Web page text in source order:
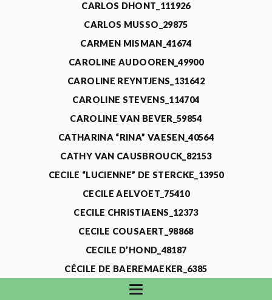
CARLOS DHONT_111926
CARLOS MUSSO_29875
CARMEN MISMAN_41674
CAROLINE AUDOOREN_49900
CAROLINE REYNTJENS_131642
CAROLINE STEVENS_114704
CAROLINE VAN BEVER_59854
CATHARINA “RINA” VAESEN_40564
CATHY VAN CAUSBROUCK_82153
CECILE “LUCIENNE” DE STERCKE_13950
CECILE AELVOET_75410
CECILE CHRISTIAENS_12373
CECILE COUSAERT_98868
CECILE D’HOND_48187
CÉCILE DE BAEREMAEKER_6385
CECILE DE WAELE_4731